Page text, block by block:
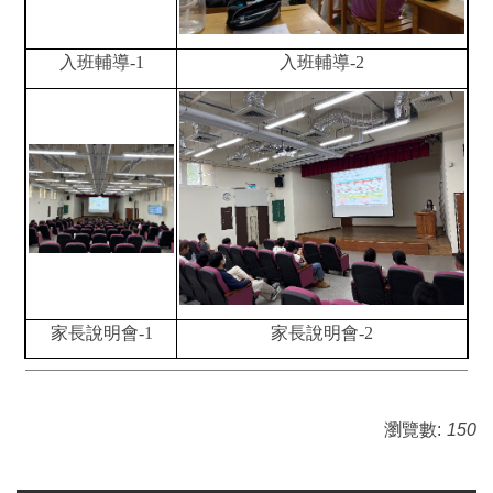
入班輔導-1 入班輔導-2
家長說明會-1 家長說明會-2
瀏覽數: 150